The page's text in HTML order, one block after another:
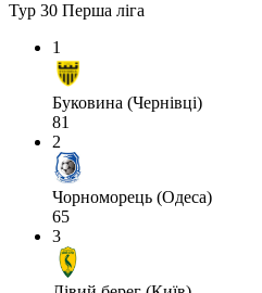
Тур 30 Перша ліга
1
Буковина (Чернівці)
81
2
Чорноморець (Одеса)
65
3